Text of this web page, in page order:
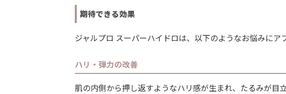
期待できる効果
ジャルプロ スーパーハイドロは、以下のようなお悩みにア
ハリ・弾力の改善
肌の内側から押し返すようなハリ感が生まれ、たるみが目